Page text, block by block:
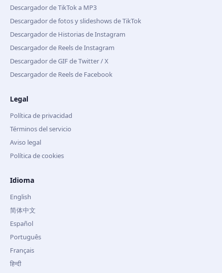
Descargador de TikTok a MP3
Descargador de fotos y slideshows de TikTok
Descargador de Historias de Instagram
Descargador de Reels de Instagram
Descargador de GIF de Twitter / X
Descargador de Reels de Facebook
Legal
Política de privacidad
Términos del servicio
Aviso legal
Política de cookies
Idioma
English
简体中文
Español
Português
Français
हिन्दी